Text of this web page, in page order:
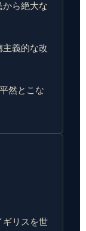
ら絶大な
義的な改
然とこな
ギリスを世